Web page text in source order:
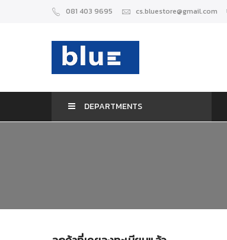
081 403 9695 cs.bluestore@gmail.com
DEPARTMENTS